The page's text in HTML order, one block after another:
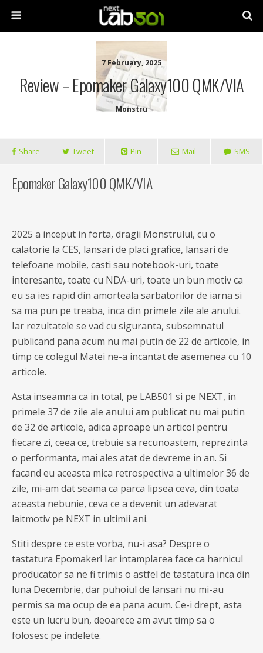
7 February, 2025
Review – Epomaker Galaxy100 QMK/VIA
Monstru
Share Tweet Pin Mail SMS
Epomaker Galaxy100 QMK/VIA
2025 a inceput in forta, dragii Monstrului, cu o
calatorie la CES, lansari de placi grafice, lansari de
telefoane mobile, casti sau notebook-uri, toate
interesante, toate cu NDA-uri, toate un bun motiv ca
eu sa ies rapid din amorteala sarbatorilor de iarna si
sa ma pun pe treaba, inca din primele zile ale anului.
Iar rezultatele se vad cu siguranta, subsemnatul
publicand pana acum nu mai putin de 22 de articole, in
timp ce colegul Matei ne-a incantat de asemenea cu 10
articole.
Asta inseamna ca in total, pe LAB501 si pe NEXT, in
primele 37 de zile ale anului am publicat nu mai putin
de 32 de articole, adica aproape un articol pentru
fiecare zi, ceea ce, trebuie sa recunoastem, reprezinta
o performanta, mai ales atat de devreme in an. Si
facand eu aceasta mica retrospectiva a ultimelor 36 de
zile, mi-am dat seama ca parca lipsea ceva, din toata
aceasta nebunie, ceva ce a devenit un adevarat
laitmotiv pe NEXT in ultimii ani.
Stiti despre ce este vorba, nu-i asa? Despre o
tastatura Epomaker! Iar intamplarea face ca harnicul
producator sa ne fi trimis o astfel de tastatura inca din
luna Decembrie, dar puhoiul de lansari nu mi-au
permis sa ma ocup de ea pana acum. Ce-i drept, asta
este un lucru bun, deoarece am avut timp sa o
folosesc pe indelete.